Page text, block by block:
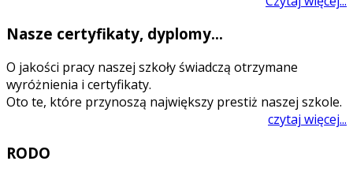
Nasze certyfikaty, dyplomy...
O jakości pracy naszej szkoły świadczą otrzymane
wyróżnienia i certyfikaty.
Oto te, które przynoszą największy prestiż naszej szkole.
czytaj więcej...
RODO